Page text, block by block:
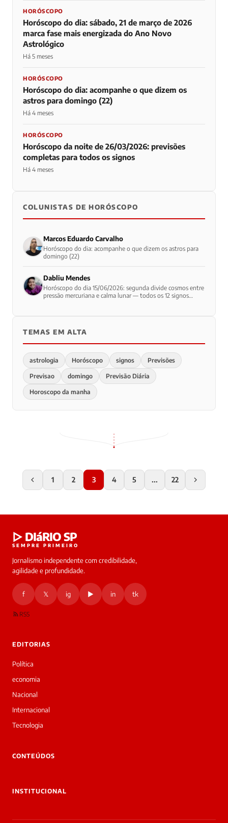
HORÓSCOPO
Horóscopo do dia: sábado, 21 de março de 2026
marca fase mais energizada do Ano Novo
Astrológico
Há 5 meses
HORÓSCOPO
Horóscopo do dia: acompanhe o que dizem os
astros para domingo (22)
Há 4 meses
HORÓSCOPO
Horóscopo da noite de 26/03/2026: previsões
completas para todos os signos
Há 4 meses
COLUNISTAS DE HORÓSCOPO
Marcos Eduardo Carvalho
Horóscopo do dia: acompanhe o que dizem os astros para
domingo (22)
Dabliu Mendes
Horóscopo do dia 15/06/2026: segunda divide cosmos entre
pressão mercuriana e calma lunar — todos os 12 signos
TEMAS EM ALTA
astrologia Horóscopo signos Previsões
Previsao domingo Previsão Diária
Horoscopo da manha
1 2 3 4 5 ... 22
▷ DIáRIO SP
SEMPRE PRIMEIRO
Jornalismo independente com credibilidade,
agilidade e profundidade.
f 𝕏 ig ▶ in tk
RSS
EDITORIAS
Política
economia
Nacional
Internacional
Tecnologia
CONTEÚDOS
INSTITUCIONAL